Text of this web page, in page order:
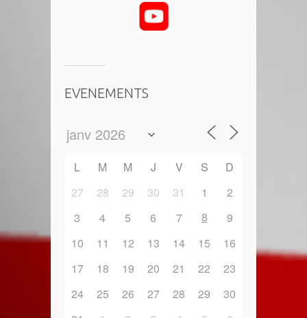
EVENEMENTS
L M M J V S
D
27
28 29 30 31 1
2
3
4 5 6 7 8
9
10
11 12 13 14 15
16
17
18 19 20 21 22
23
24
25 26 27 28 29
30